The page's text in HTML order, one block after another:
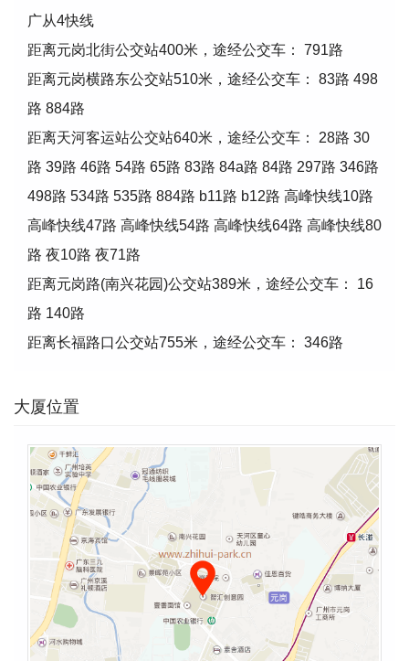
广从4快线
距离元岗北街公交站400米，途经公交车： 791路
距离元岗横路东公交站510米，途经公交车： 83路 498
路 884路
距离天河客运站公交站640米，途经公交车： 28路 30
路 39路 46路 54路 65路 83路 84a路 84路 297路 346路
498路 534路 535路 884路 b11路 b12路 高峰快线10路
高峰快线47路 高峰快线54路 高峰快线64路 高峰快线80
路 夜10路 夜71路
距离元岗路(南兴花园)公交站389米，途经公交车： 16
路 140路
距离长福路口公交站755米，途经公交车： 346路
大厦位置